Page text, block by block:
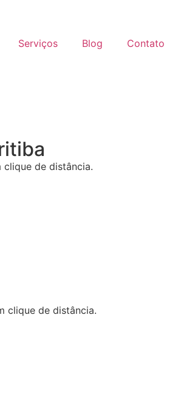
Serviços Blog Contato
clique de distância.
clique de distância.